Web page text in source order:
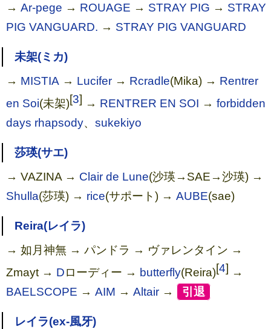
→Ar-pege → ROUAGE → STRAY PIG → STRAY
PIG VANGUARD. → STRAY PIG VANGUARD
未架(ミカ)
→ MISTIA → Lucifer → Rcradle(Mika) → Rentrer
en Soi(未架)[3] → RENTRER EN SOI →forbidden
days rhapsody、sukekiyo
莎瑛(サエ)
→ VAZINA → Clair de Lune(沙瑛→SAE→沙瑛) →
Shulla(莎瑛) → rice(サポート) →AUBE(sae)
Reira(レイラ)
→ 如月神無 → パンドラ → ヴァレンタイン →
Zmayt → Dローディー → butterfly(Reira)[4] →
BAELSCOPE →AIM →Altair → 引退
レイラ(ex-風牙)